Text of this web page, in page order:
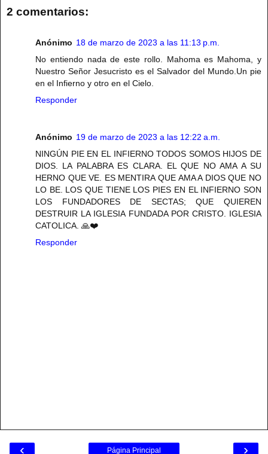
2 comentarios:
Anónimo 18 de marzo de 2023 a las 11:13 p.m.
No entiendo nada de este rollo. Mahoma es Mahoma, y
Nuestro Señor Jesucristo es el Salvador del Mundo.Un pie
en el Infierno y otro en el Cielo.
Responder
Anónimo 19 de marzo de 2023 a las 12:22 a.m.
NINGÚN PIE EN EL INFIERNO TODOS SOMOS HIJOS DE
DIOS. LA PALABRA ES CLARA. EL QUE NO AMA A SU
HERNO QUE VE. ES MENTIRA QUE AMA A DIOS QUE NO
LO BE. LOS QUE TIENE LOS PIES EN EL INFIERNO SON
LOS FUNDADORES DE SECTAS; QUE QUIEREN
DESTRUIR LA IGLESIA FUNDADA POR CRISTO. IGLESIA
CATOLICA. 🙏❤️
Responder
‹ ›
Página Principal